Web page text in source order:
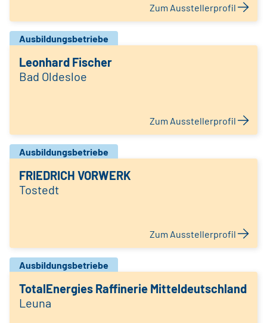
Zum Ausstellerprofil
Ausbildungsbetriebe
Leonhard Fischer
Bad Oldesloe
Zum Ausstellerprofil
Ausbildungsbetriebe
FRIEDRICH VORWERK
Tostedt
Zum Ausstellerprofil
Ausbildungsbetriebe
TotalEnergies Raffinerie Mitteldeutschland
Leuna